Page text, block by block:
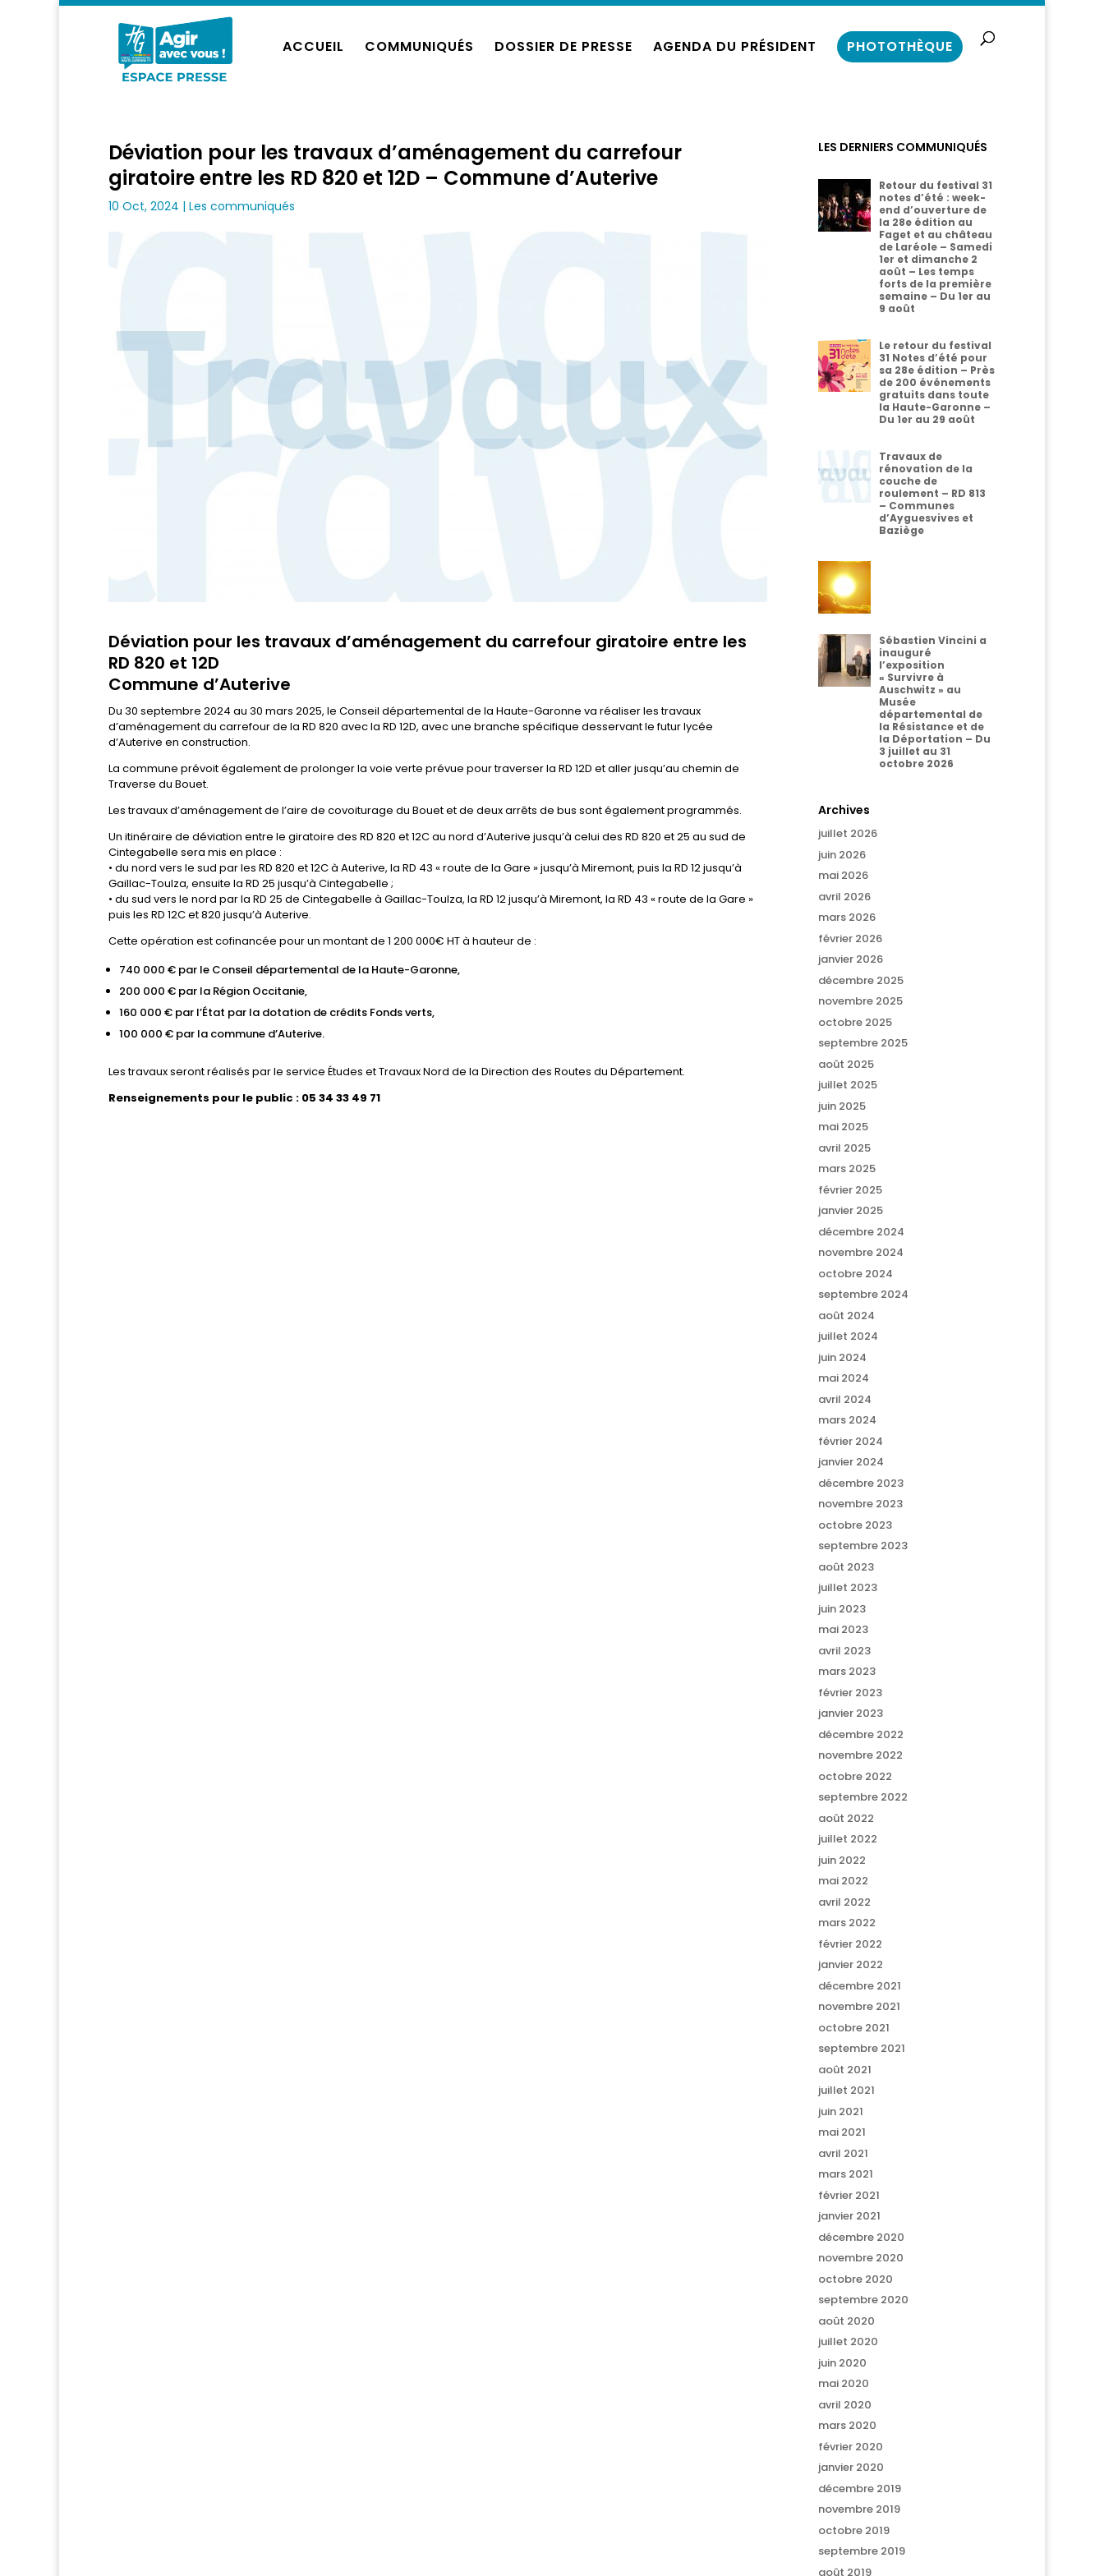
ACCUEIL COMMUNIQUÉS DOSSIER DE PRESSE AGENDA DU PRÉSIDENT PHOTOTHÈQUE
Déviation pour les travaux d’aménagement du carrefour
giratoire entre les RD 820 et 12D – Commune d’Auterive
10 Oct, 2024 | Les communiqués
Déviation pour les travaux d’aménagement du carrefour giratoire entre les
RD 820 et 12D
Commune d’Auterive
Du 30 septembre 2024 au 30 mars 2025, le Conseil départemental de la Haute-Garonne va réaliser les travaux
d’aménagement du carrefour de la RD 820 avec la RD 12D, avec une branche spécifique desservant le futur lycée
d’Auterive en construction.
La commune prévoit également de prolonger la voie verte prévue pour traverser la RD 12D et aller jusqu’au chemin de
Traverse du Bouet.
Les travaux d’aménagement de l’aire de covoiturage du Bouet et de deux arrêts de bus sont également programmés.
Un itinéraire de déviation entre le giratoire des RD 820 et 12C au nord d’Auterive jusqu’à celui des RD 820 et 25 au sud de
Cintegabelle sera mis en place :
• du nord vers le sud par les RD 820 et 12C à Auterive, la RD 43 « route de la Gare » jusqu’à Miremont, puis la RD 12 jusqu’à
Gaillac-Toulza, ensuite la RD 25 jusqu’à Cintegabelle ;
• du sud vers le nord par la RD 25 de Cintegabelle à Gaillac-Toulza, la RD 12 jusqu’à Miremont, la RD 43 « route de la Gare »
puis les RD 12C et 820 jusqu’à Auterive.
Cette opération est cofinancée pour un montant de 1 200 000€ HT à hauteur de :
740 000 € par le Conseil départemental de la Haute-Garonne,
200 000 € par la Région Occitanie,
160 000 € par l’État par la dotation de crédits Fonds verts,
100 000 € par la commune d’Auterive.
Les travaux seront réalisés par le service Études et Travaux Nord de la Direction des Routes du Département.
Renseignements pour le public : 05 34 33 49 71
LES DERNIERS COMMUNIQUÉS
Retour du festival 31
notes d’été : week-
end d’ouverture de
la 28e édition au
Faget et au château
de Laréole – Samedi
1er et dimanche 2
août – Les temps
forts de la première
semaine – Du 1er au
9 août
Le retour du festival
31 Notes d’été pour
sa 28e édition – Près
de 200 événements
gratuits dans toute
la Haute-Garonne –
Du 1er au 29 août
Travaux de
rénovation de la
couche de
roulement – RD 813
– Communes
d’Ayguesvives et
Baziège
Sébastien Vincini a
inauguré
l’exposition
« Survivre à
Auschwitz » au
Musée
départemental de
la Résistance et de
la Déportation – Du
3 juillet au 31
octobre 2026
Archives
juillet 2026
juin 2026
mai 2026
avril 2026
mars 2026
février 2026
janvier 2026
décembre 2025
novembre 2025
octobre 2025
septembre 2025
août 2025
juillet 2025
juin 2025
mai 2025
avril 2025
mars 2025
février 2025
janvier 2025
décembre 2024
novembre 2024
octobre 2024
septembre 2024
août 2024
juillet 2024
juin 2024
mai 2024
avril 2024
mars 2024
février 2024
janvier 2024
décembre 2023
novembre 2023
octobre 2023
septembre 2023
août 2023
juillet 2023
juin 2023
mai 2023
avril 2023
mars 2023
février 2023
janvier 2023
décembre 2022
novembre 2022
octobre 2022
septembre 2022
août 2022
juillet 2022
juin 2022
mai 2022
avril 2022
mars 2022
février 2022
janvier 2022
décembre 2021
novembre 2021
octobre 2021
septembre 2021
août 2021
juillet 2021
juin 2021
mai 2021
avril 2021
mars 2021
février 2021
janvier 2021
décembre 2020
novembre 2020
octobre 2020
septembre 2020
août 2020
juillet 2020
juin 2020
mai 2020
avril 2020
mars 2020
février 2020
janvier 2020
décembre 2019
novembre 2019
octobre 2019
septembre 2019
août 2019